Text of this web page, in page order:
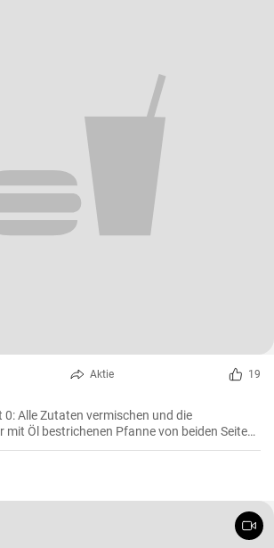
Aktie 19
Alle Zutaten vermischen und die
mit Öl bestrichenen Pfanne von beiden Seiten